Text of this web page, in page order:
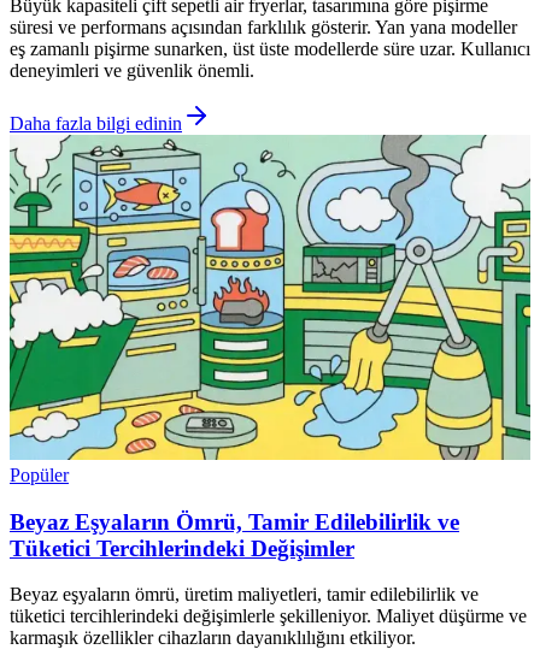
Büyük kapasiteli çift sepetli air fryerlar, tasarımına göre pişirme
süresi ve performans açısından farklılık gösterir. Yan yana modeller
eş zamanlı pişirme sunarken, üst üste modellerde süre uzar. Kullanıcı
deneyimleri ve güvenlik önemli.
Daha fazla bilgi edinin
Popüler
Beyaz Eşyaların Ömrü, Tamir Edilebilirlik ve
Tüketici Tercihlerindeki Değişimler
Beyaz eşyaların ömrü, üretim maliyetleri, tamir edilebilirlik ve
tüketici tercihlerindeki değişimlerle şekilleniyor. Maliyet düşürme ve
karmaşık özellikler cihazların dayanıklılığını etkiliyor.